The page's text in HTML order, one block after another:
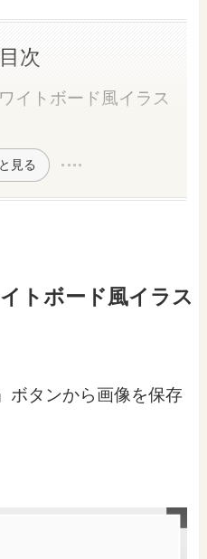
目次
イトボード風イラス
見る
トボード風イラス
ボタンから画像を保存